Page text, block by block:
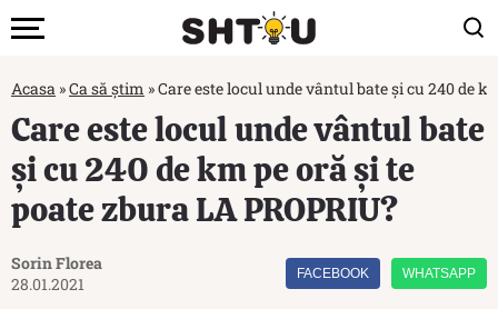
Acasa »Ca să știm »Care este locul unde vântul bate și cu 240 de
Care este locul unde vântul bate
și cu 240 de km pe oră și te
poate zbura LA PROPRIU?
Sorin Florea
28.01.2021
FACEBOOK WHATSAPP